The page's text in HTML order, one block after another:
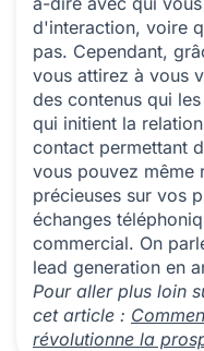
d'interaction, voire
pas. Cependant,
vous attirez à vous
des contenus qui
qui initient la
contact permettant
vous pouvez même
précieuses sur vos
échanges
commercial. On
lead generation en
Pour aller plus loin
cet article :
révolutionne la